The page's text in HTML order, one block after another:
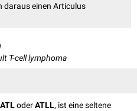
daraus einen Articulus
T-cell lymphoma
ATLoderATLL, ist eine seltene